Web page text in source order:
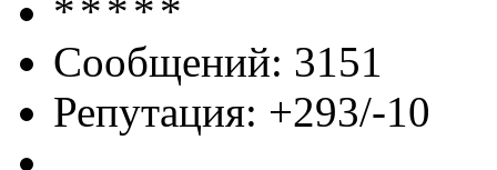
Сообщений: 3151
Репутация: +293/-10